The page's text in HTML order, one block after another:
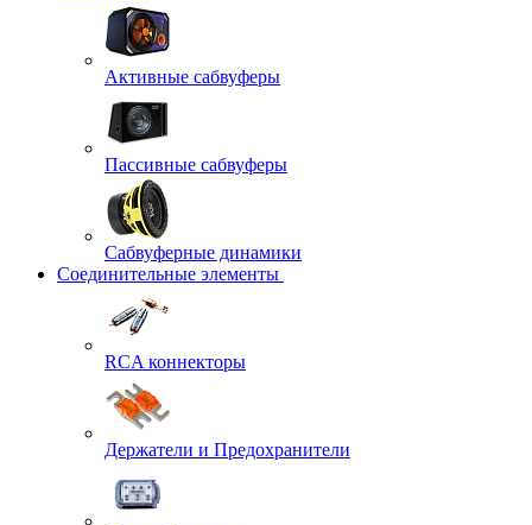
Активные сабвуферы
Пассивные сабвуферы
Сабвуферные динамики
Соединительные элементы
RCA коннекторы
Держатели и Предохранители